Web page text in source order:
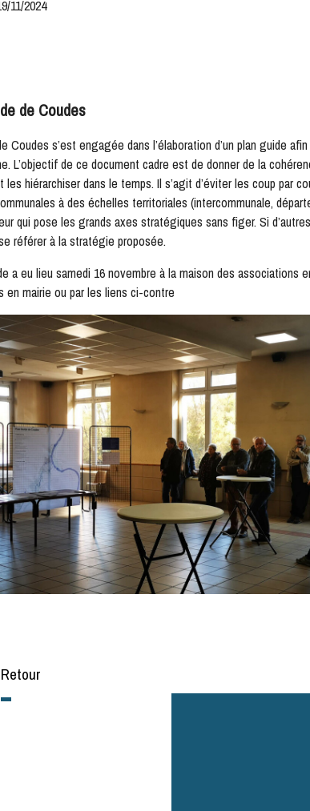
11/2024
de Coudes
Coudes s’est engagée dans l’élaboration d’un plan guide
L’objectif de ce document cadre est de donner de la
hiérarchiser dans le temps. Il s’agit d’éviter les coup par
à des échelles territoriales (intercommunale,
qui pose les grands axes stratégiques sans figer. Si
référer à la stratégie proposée.
a eu lieu samedi 16 novembre à la maison des associations
mairie ou par les liens ci-contre
Retour